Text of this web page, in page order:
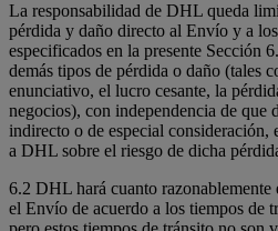
La responsabilidad de DHL queda
pérdida y daño directo al Envío y a
especificados en la presente Sección
demás tipos de pérdida o daño (tales
enunciativo, el lucro cesante, la
negocios), con independencia de que
indirecto o de especial consideración,
a DHL sobre el riesgo de dicha
6.2 DHL hará cuanto razonablemente
el Envío de acuerdo a los tiempos de